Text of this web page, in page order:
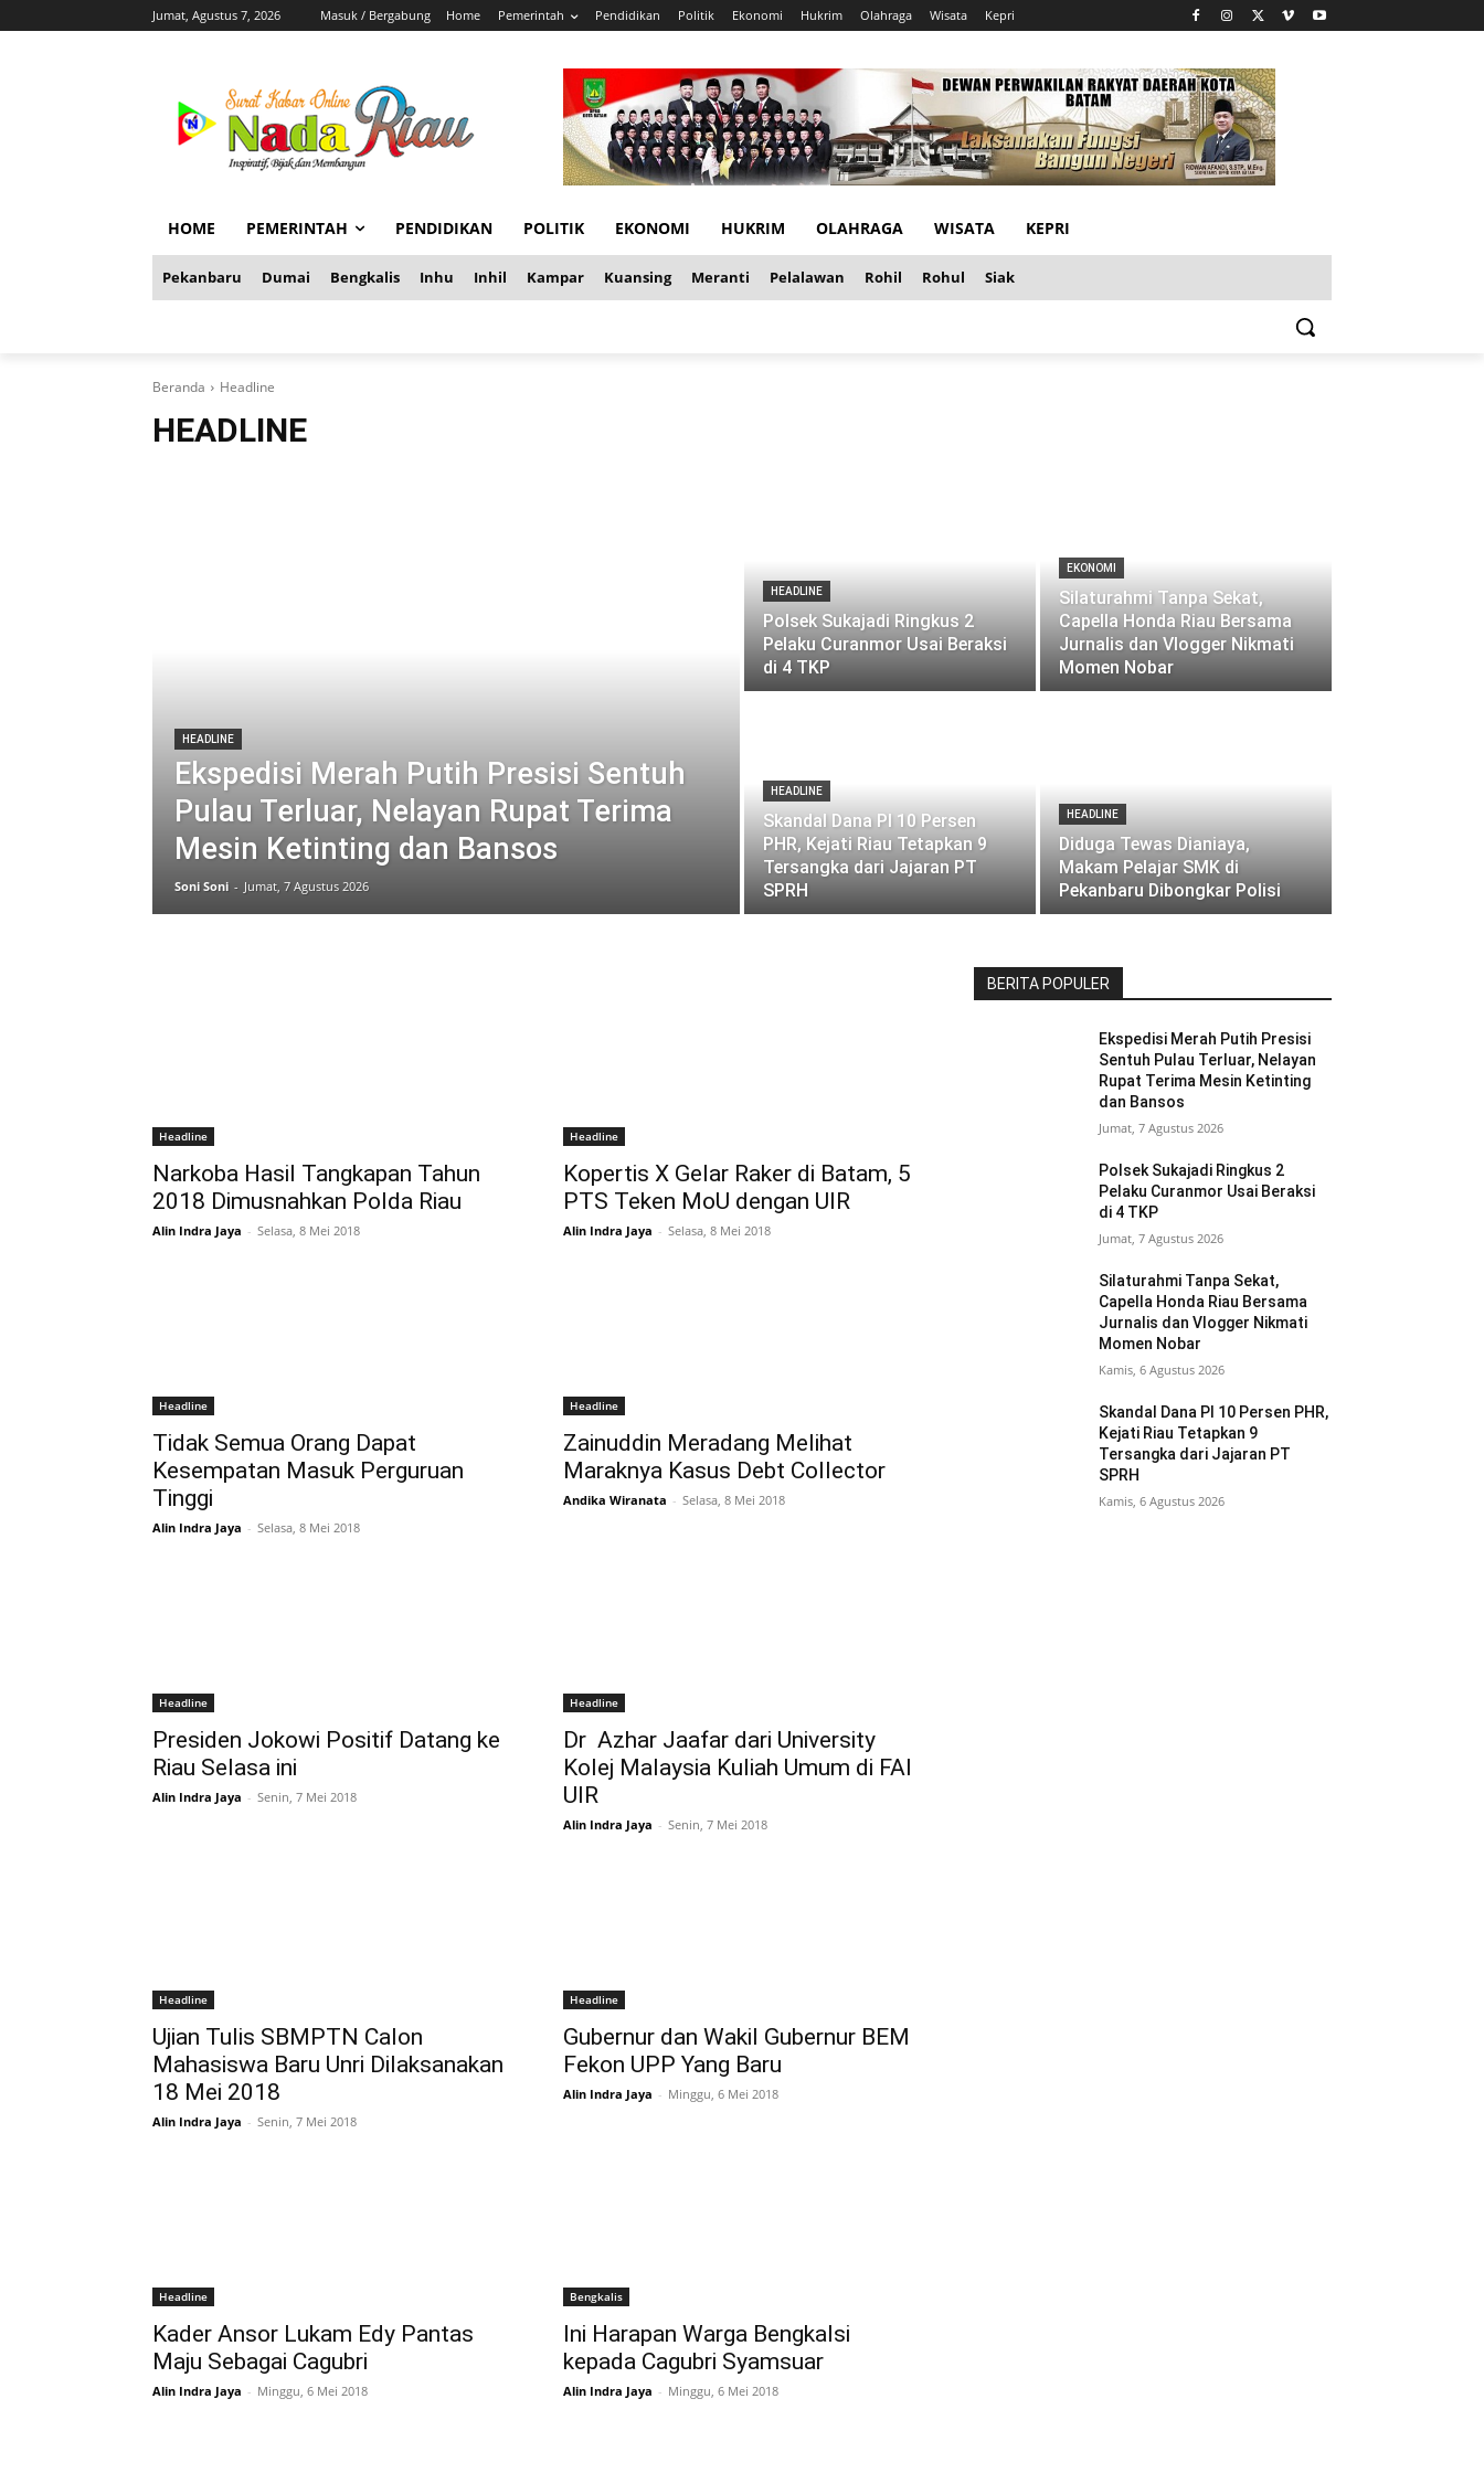
Jumat, Agustus 7, 2026 Masuk / Bergabung Home Pemerintah Pendidikan Politik Ekonomi Hukrim Olahraga Wisata Kepri
HOME PEMERINTAH PENDIDIKAN POLITIK EKONOMI HUKRIM OLAHRAGA WISATA KEPRI
Pekanbaru Dumai Bengkalis Inhu Inhil Kampar Kuansing Meranti Pelalawan Rohil Rohul Siak
Beranda Headline
HEADLINE
HEADLINE
Ekspedisi Merah Putih Presisi Sentuh
Pulau Terluar, Nelayan Rupat Terima
Mesin Ketinting dan Bansos
Soni Soni - Jumat, 7 Agustus 2026
HEADLINE
Polsek Sukajadi Ringkus 2
Pelaku Curanmor Usai Beraksi
di 4 TKP
EKONOMI
Silaturahmi Tanpa Sekat,
Capella Honda Riau Bersama
Jurnalis dan Vlogger Nikmati
Momen Nobar
HEADLINE
Skandal Dana PI 10 Persen
PHR, Kejati Riau Tetapkan 9
Tersangka dari Jajaran PT
SPRH
HEADLINE
Diduga Tewas Dianiaya,
Makam Pelajar SMK di
Pekanbaru Dibongkar Polisi
Headline
Narkoba Hasil Tangkapan Tahun
2018 Dimusnahkan Polda Riau
Alin Indra Jaya - Selasa, 8 Mei 2018
Headline
Kopertis X Gelar Raker di Batam, 5
PTS Teken MoU dengan UIR
Alin Indra Jaya - Selasa, 8 Mei 2018
Headline
Tidak Semua Orang Dapat
Kesempatan Masuk Perguruan
Tinggi
Alin Indra Jaya - Selasa, 8 Mei 2018
Headline
Zainuddin Meradang Melihat
Maraknya Kasus Debt Collector
Andika Wiranata - Selasa, 8 Mei 2018
Headline
Presiden Jokowi Positif Datang ke
Riau Selasa ini
Alin Indra Jaya - Senin, 7 Mei 2018
Headline
Dr Azhar Jaafar dari University
Kolej Malaysia Kuliah Umum di FAI
UIR
Alin Indra Jaya - Senin, 7 Mei 2018
Headline
Ujian Tulis SBMPTN Calon
Mahasiswa Baru Unri Dilaksanakan
18 Mei 2018
Alin Indra Jaya - Senin, 7 Mei 2018
Headline
Gubernur dan Wakil Gubernur BEM
Fekon UPP Yang Baru
Alin Indra Jaya - Minggu, 6 Mei 2018
Headline
Kader Ansor Lukam Edy Pantas
Maju Sebagai Cagubri
Alin Indra Jaya - Minggu, 6 Mei 2018
Bengkalis
Ini Harapan Warga Bengkalsi
kepada Cagubri Syamsuar
Alin Indra Jaya - Minggu, 6 Mei 2018
BERITA POPULER
Ekspedisi Merah Putih Presisi
Sentuh Pulau Terluar, Nelayan
Rupat Terima Mesin Ketinting
dan Bansos
Jumat, 7 Agustus 2026
Polsek Sukajadi Ringkus 2
Pelaku Curanmor Usai Beraksi
di 4 TKP
Jumat, 7 Agustus 2026
Silaturahmi Tanpa Sekat,
Capella Honda Riau Bersama
Jurnalis dan Vlogger Nikmati
Momen Nobar
Kamis, 6 Agustus 2026
Skandal Dana PI 10 Persen PHR,
Kejati Riau Tetapkan 9
Tersangka dari Jajaran PT
SPRH
Kamis, 6 Agustus 2026